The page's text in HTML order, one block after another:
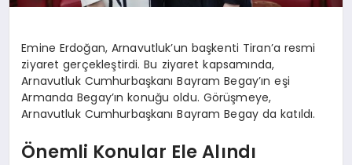
Emine Erdoğan, Arnavutluk’un başkenti Tiran’a resmi
ziyaret gerçekleştirdi. Bu ziyaret kapsamında,
Arnavutluk Cumhurbaşkanı Bayram Begay’ın eşi
Armanda Begay’ın konuğu oldu. Görüşmeye,
Arnavutluk Cumhurbaşkanı Bayram Begay da katıldı.
Önemli Konular Ele Alındı